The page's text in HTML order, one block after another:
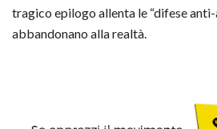
tragico epilogo allenta le “difese
abbandonano alla realtà.